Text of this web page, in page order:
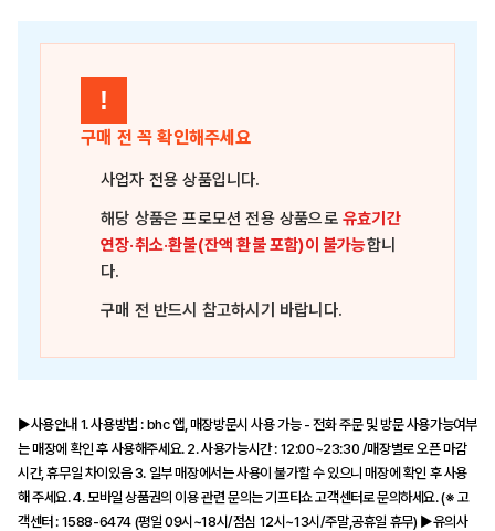
!
구매 전 꼭 확인해주세요
사업자 전용 상품입니다.
해당 상품은프로모션 전용 상품으로유효기간
연장·취소·환불(잔액 환불 포함)이 불가능합니
다.
구매 전 반드시 참고하시기 바랍니다.
▶사용안내 1. 사용방법 : bhc 앱, 매장방문시 사용 가능 - 전화 주문 및 방문 사용가능여부
는 매장에 확인 후 사용해주세요. 2. 사용가능시간 : 12:00~23:30 /매장별로 오픈 마감
시간, 휴무일 차이있음 3. 일부 매장에서는 사용이 불가할 수 있으니 매장에 확인 후 사용
해 주세요. 4. 모바일 상품권의 이용 관련 문의는 기프티쇼 고객센터로 문의하세요. (※ 고
객센터 : 1588-6474 (평일 09시~18시/점심 12시~13시/주말,공휴일 휴무) ▶유의사